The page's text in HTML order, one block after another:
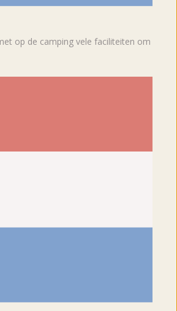
op de camping vele faciliteiten om